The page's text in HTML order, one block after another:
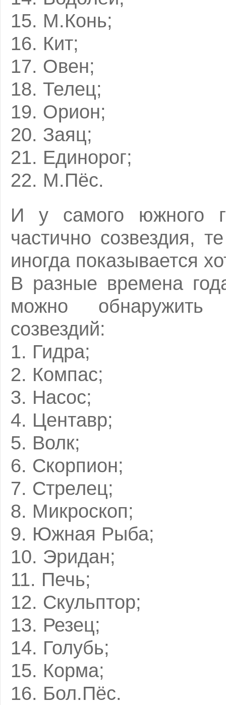
15. М.Конь;
16. Кит;
17. Овен;
18. Телец;
19. Орион;
20. Заяц;
21. Единорог;
22. М.Пёс.
И у самого южного
частично созвездия,
иногда показывается
В разные времена
можно
созвездий:
1. Гидра;
2. Компас;
3. Насос;
4. Центавр;
5. Волк;
6. Скорпион;
7. Стрелец;
8. Микроскоп;
9. Южная Рыба;
10. Эридан;
11. Печь;
12. Скульптор;
13. Резец;
14. Голубь;
15. Корма;
16. Бол.Пёс.